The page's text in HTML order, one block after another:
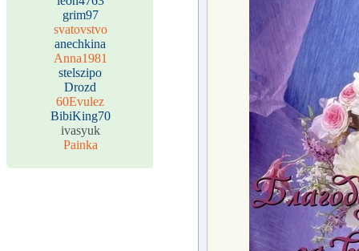
grim97
svatovstvo
anechkina
Anna1981
stelszipo
Drozd
60Evulez
BibiKing70
ivasyuk
Painka